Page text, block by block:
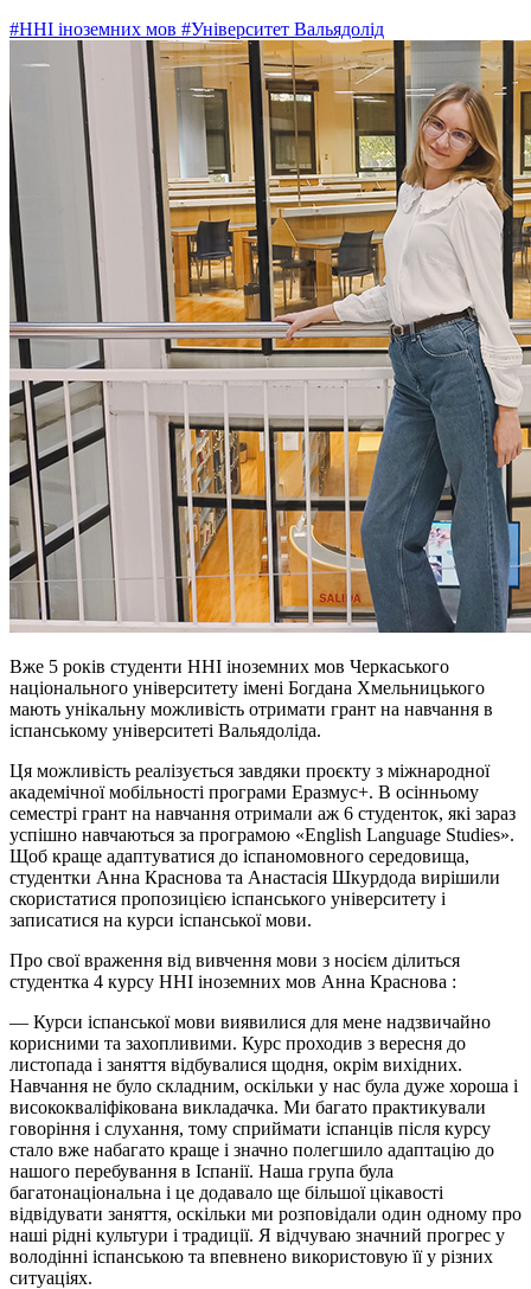
#ННІ іноземних мов #Університет Вальядолід
Вже 5 років студенти ННІ іноземних мов Черкаського
національного університету імені Богдана Хмельницького
мають унікальну можливість отримати грант на навчання в
іспанському університеті Вальядоліда.
Ця можливість реалізується завдяки проєкту з міжнародної
академічної мобільності програми Еразмус+. В осінньому
семестрі грант на навчання отримали аж 6 студенток, які зараз
успішно навчаються за програмою «English Language Studies».
Щоб краще адаптуватися до іспаномовного середовища,
студентки Анна Краснова та Анастасія Шкурдода вирішили
скористатися пропозицією іспанського університету і
записатися на курси іспанської мови.
Про свої враження від вивчення мови з носієм ділиться
студентка 4 курсу ННІ іноземних мов Анна Краснова :
— Курси іспанської мови виявилися для мене надзвичайно
корисними та захопливими. Курс проходив з вересня до
листопада і заняття відбувалися щодня, окрім вихідних.
Навчання не було складним, оскільки у нас була дуже хороша і
висококваліфікована викладачка. Ми багато практикували
говоріння і слухання, тому сприймати іспанців після курсу
стало вже набагато краще і значно полегшило адаптацію до
нашого перебування в Іспанії. Наша група була
багатонаціональна і це додавало ще більшої цікавості
відвідувати заняття, оскільки ми розповідали один одному про
наші рідні культури і традиції. Я відчуваю значний прогрес у
володінні іспанською та впевнено використовую її у різних
ситуаціях.